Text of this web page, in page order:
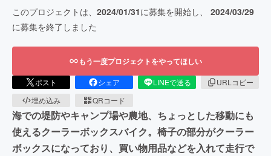
このプロジェクトは、 2024/01/31に募集を開始し、 2024/03/29
に募集を終了しました
もう一度プロジェクトをやってほしい
ポスト シェア LINEで送る
URLコピー
埋め込み
QRコード
海での堤防やキャンプ場や農地、ちょっとした移動にも
使えるクーラーボックスバイク。椅子の部分がクーラー
ボックスになっており、買い物用品などを入れて走行で